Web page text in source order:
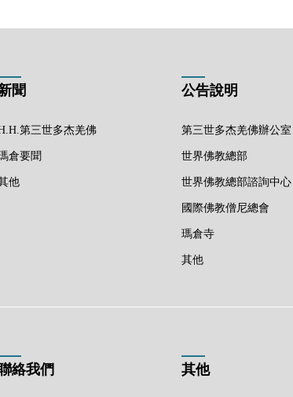
聞
第三世多杰羌佛
倉要聞
他
公告說明
第三世多杰羌佛辦公室
世界佛教總部
世界佛教總部諮詢中心
國際佛教僧尼總會
瑪倉寺
其他
絡我們 其他